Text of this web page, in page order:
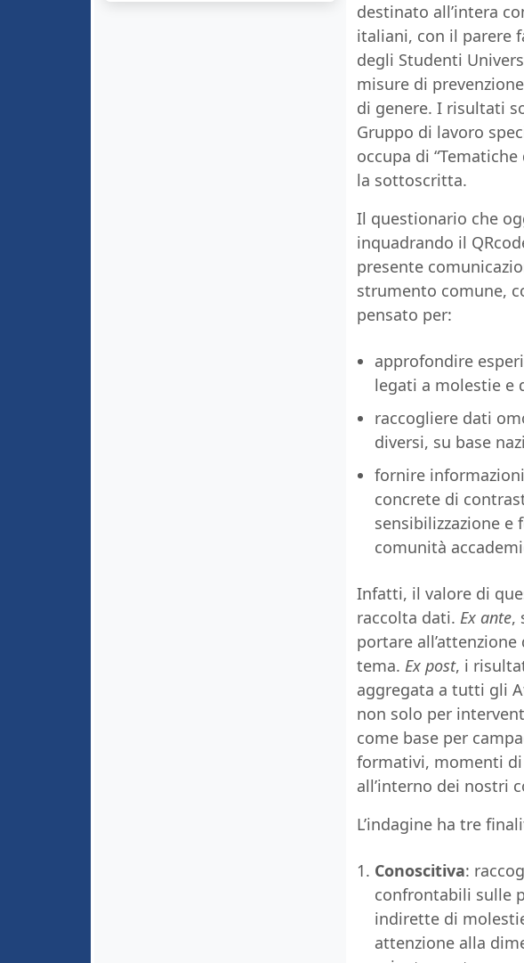
destinato all’intera
italiani, con il parere
degli Studenti
misure di
di genere. I risultati
Gruppo di lavoro
occupa di
la sottoscritta.
Il questionario che
inquadrando il
presente
strumento comune,
pensato per:
approfondire
legati a molestie e
raccogliere dati
diversi, su base
fornire
concrete di
sensibilizzazione
comunità
Infatti, il valore di
raccolta dati. Ex ante,
portare
tema. Ex post, i
aggregata a tutti gli
non solo per
come base per
formativi, momenti
all’interno dei nostri
L’indagine ha tre
Conoscitiva:
confrontabili sulle
indirette di
attenzione alla